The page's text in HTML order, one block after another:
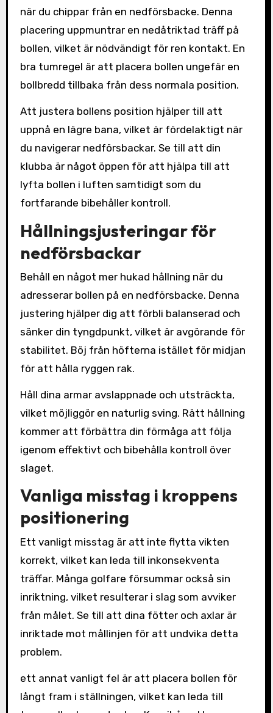
när du chippar från en nedförsbacke. Denna
placering uppmuntrar en nedåtriktad träff på
bollen, vilket är nödvändigt för ren kontakt. En
bra tumregel är att placera bollen ungefär en
bollbredd tillbaka från dess normala position.
Att justera bollens position hjälper till att
uppnå en lägre bana, vilket är fördelaktigt när
du navigerar nedförsbackar. Se till att din
klubba är något öppen för att hjälpa till att
lyfta bollen i luften samtidigt som du
fortfarande bibehåller kontroll.
Hållningsjusteringar för
nedförsbackar
Behåll en något mer hukad hållning när du
adresserar bollen på en nedförsbacke. Denna
justering hjälper dig att förbli balanserad och
sänker din tyngdpunkt, vilket är avgörande för
stabilitet. Böj från höfterna istället för midjan
för att hålla ryggen rak.
Håll dina armar avslappnade och utsträckta,
vilket möjliggör en naturlig sving. Rätt hållning
kommer att förbättra din förmåga att följa
igenom effektivt och bibehålla kontroll över
slaget.
Vanliga misstag i kroppens
positionering
Ett vanligt misstag är att inte flytta vikten
korrekt, vilket kan leda till inkonsekventa
träffar. Många golfare försummar också sin
inriktning, vilket resulterar i slag som avviker
från målet. Se till att dina fötter och axlar är
inriktade mot mållinjen för att undvika detta
problem.
ett annat vanligt fel är att placera bollen för
långt fram i ställningen, vilket kan leda till